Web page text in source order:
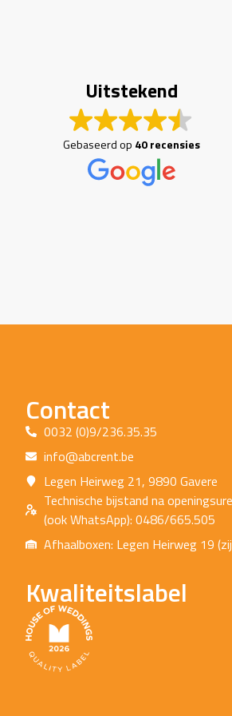
Uitstekend
Gebaseerd op 40 recensies
Contact
0032 (0)9/236.35.35
info@abcrent.be
Legen Heirweg 21, 9890 Gavere
Technische bijstand na
(ook WhatsApp): 0486/665.505
Afhaalboxen: Legen Heirweg 19
Kwaliteitslabel